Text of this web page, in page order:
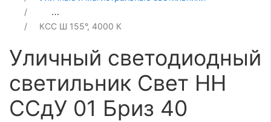
Уличный светодиодный светильник Свет НН ССдУ 01
КСС Ш 155°, 4000 К
Уличный светодиодный
светильник Свет НН
ССдУ 01 Бриз 40